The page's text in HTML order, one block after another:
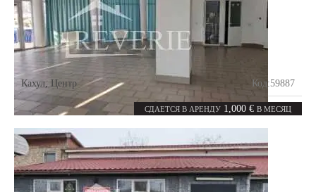
СДАЕТСЯ В АРЕНДУ 1,000 € В МЕСЯЦ
Кахул Центр Код:59887
комнаты 120m²